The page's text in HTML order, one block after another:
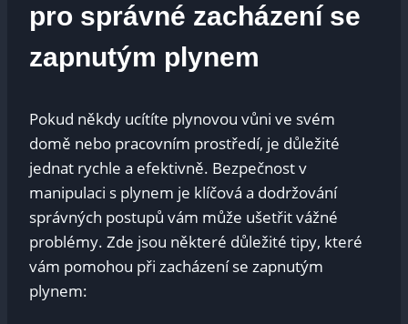
pro správné zacházení se
zapnutým plynem
Pokud někdy ucítíte plynovou vůni ve svém
domě nebo pracovním prostředí, je důležité
jednat rychle a efektivně. Bezpečnost v
manipulaci s plynem je klíčová a dodržování
správných postupů vám může ušetřit vážné
problémy. Zde jsou některé důležité tipy, které
vám pomohou při zacházení se zapnutým
plynem: